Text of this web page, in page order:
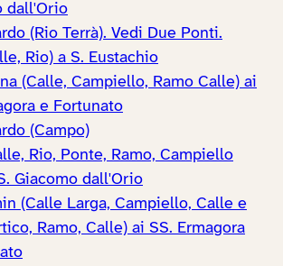
dall'Orio
(Rio Terrà). Vedi Due Ponti.
Rio) a S. Eustachio
(Calle, Campiello, Ramo Calle) ai
e Fortunato
(Campo)
Rio, Ponte, Ramo, Campiello
Giacomo dall'Orio
(Calle Larga, Campiello, Calle e
Ramo, Calle) ai SS. Ermagora